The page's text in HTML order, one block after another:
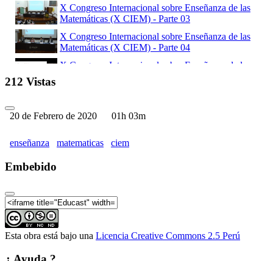
X Congreso Internacional sobre Enseñanza de las
Matemáticas (X CIEM) - Parte 03
X Congreso Internacional sobre Enseñanza de las
Matemáticas (X CIEM) - Parte 04
X Congreso Internacional sobre Enseñanza de las
212 Vistas
20 de Febrero de 2020 01h 03m
enseñanza matematicas ciem
Embebido
Esta obra está bajo una Licencia Creative Commons 2.5 Perú